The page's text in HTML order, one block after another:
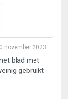
november 2023
blad met
gebruikt